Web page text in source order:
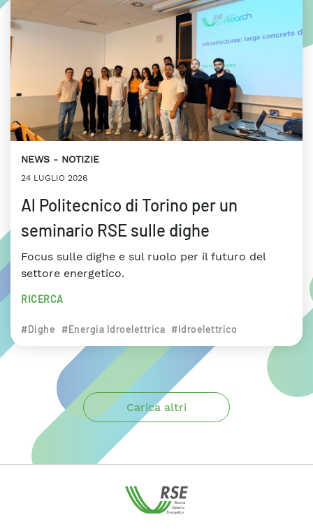
NEWS NOTIZIE
24 LUGLIO 2026
Al Politecnico di Torino per un
seminario RSE sulle dighe
Focus sulle dighe e sul ruolo per il futuro del
settore energetico.
RICERCA
#Dighe #Energia Idroelettrica #Idroelettrico
Carica altri